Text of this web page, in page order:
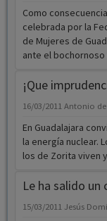
Como
celebrada por la
de Mujeres de
ante el
¡Que
16/03/2011 Antonio
En Guadalajara
la energía nuclear.
los de Zorita viven
Le ha salido un
15/03/2011 Jesús